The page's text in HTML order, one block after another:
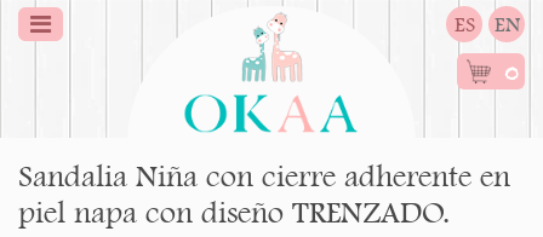
ES EN
0
Sandalia Niña con cierre adherente en
piel napa con diseño TRENZADO.